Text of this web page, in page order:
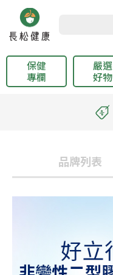
保健
專欄
嚴選
好物
品牌列表